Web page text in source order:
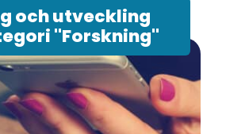
och utveckling
"Forskning"